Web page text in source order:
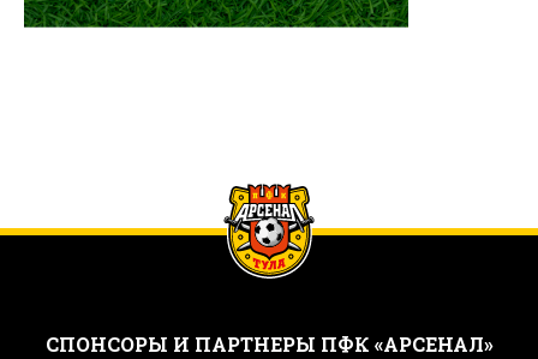
CПОНСОРЫ И ПАРТНЕРЫ ПФК «АРСЕНАЛ»